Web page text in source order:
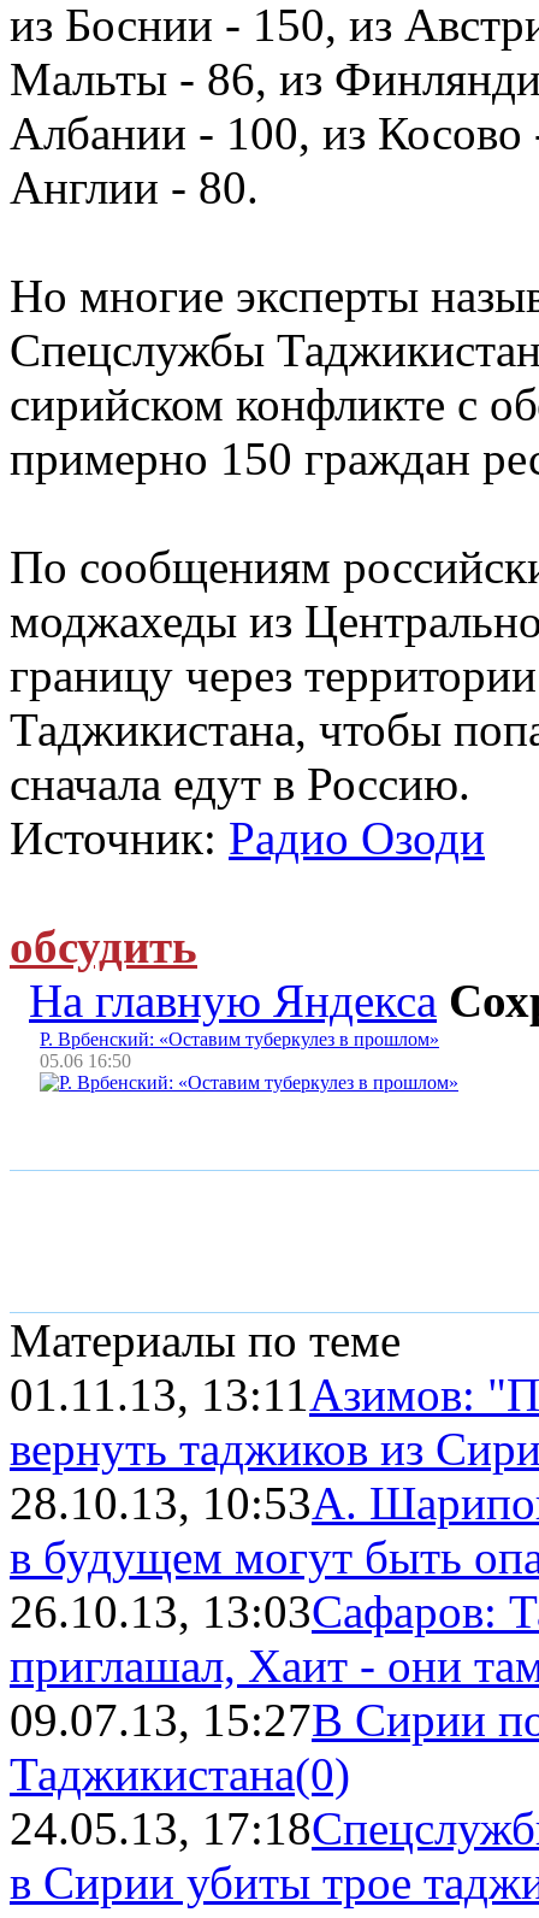
из Боснии - 150, из
Мальты - 86, из
Албании - 100, из
Англии - 80.
Но многие эксперты
Спецслужбы
сирийском конфликте с
примерно 150 граждан
По сообщениям
моджахеды из
границу через
Таджикистана, чтобы
сначала едут в Россию.
Источник: Радио Озоди
обсудить
На главную Яндекса
Р. Врбенский: «Оставим туберкулез в прошлом»
05.06 16:50
Материалы по теме
01.11.13, 13:11Азимов:
вернуть таджиков из
28.10.13, 10:53А.
в будущем могут быть
26.10.13, 13:03Сафаров:
приглашал, Хаит - они
09.07.13, 15:27В Сирии
Таджикистана(0)
24.05.13, 17:18
в Сирии убиты трое